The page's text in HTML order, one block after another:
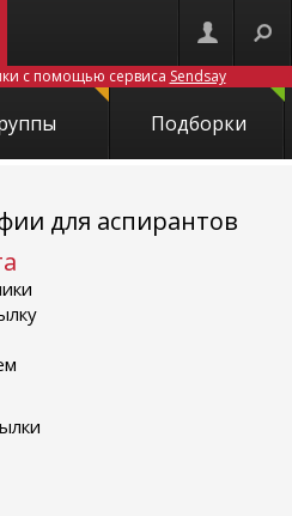
с помощью сервиса Sendsay
Подборки
для аспирантов